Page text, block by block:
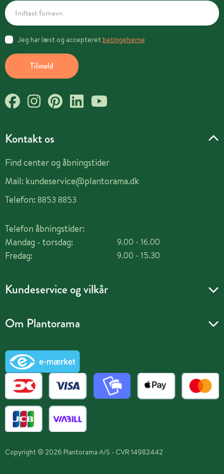
Kontakt os
Find center og åbningstider
Mail: kundeservice@plantorama.dk
Telefon: 8853 8853
Telefon åbningstider:
Mandag - torsdag:
Fredag:
9.00 - 16.00
9.00 - 15.30
Kundeservice og vilkår
Om Plantorama
Tilmeld
Jeg har læst og accepteret betingelserne
Copyright © 2026 Plantorama A/S - CVR 14982442